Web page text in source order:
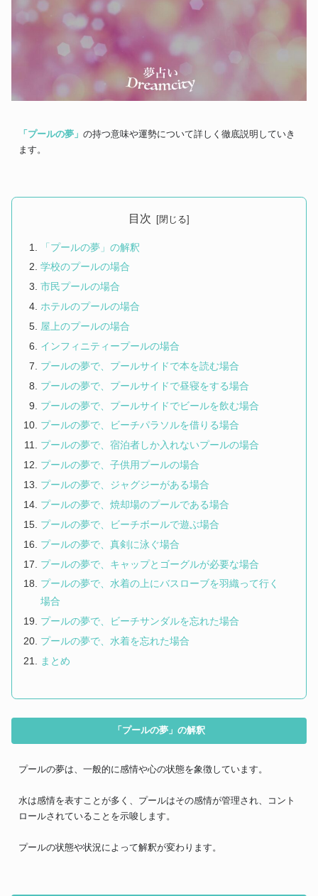
「プールの夢」 の持つ意味や運勢について詳しく徹底説明していき
ます。
目次
「プールの夢」の解釈
学校のプールの場合
市民プールの場合
ホテルのプールの場合
屋上のプールの場合
インフィニティープールの場合
プールの夢で、プールサイドで本を読む場合
プールの夢で、プールサイドで昼寝をする場合
プールの夢で、プールサイドでビールを飲む場合
プールの夢で、ビーチパラソルを借りる場合
プールの夢で、宿泊者しか入れないプールの場合
プールの夢で、子供用プールの場合
プールの夢で、ジャグジーがある場合
プールの夢で、焼却場のプールである場合
プールの夢で、ビーチボールで遊ぶ場合
プールの夢で、真剣に泳ぐ場合
プールの夢で、キャップとゴーグルが必要な場合
プールの夢で、水着の上にバスローブを羽織って行く
場合
プールの夢で、ビーチサンダルを忘れた場合
プールの夢で、水着を忘れた場合
まとめ
「プールの夢」の解釈
プールの夢は、一般的に感情や心の状態を象徴しています。
水は感情を表すことが多く、プールはその感情が管理され、コント
ロールされていることを示唆します。
プールの状態や状況によって解釈が変わります。